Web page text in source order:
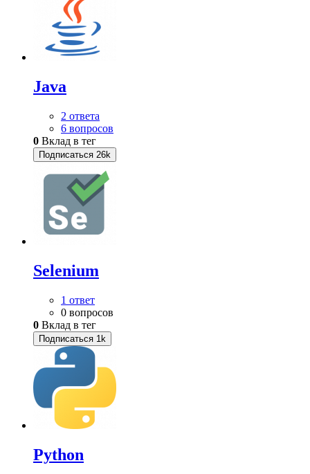
Java
2 ответа
6 вопросов
0 Вклад в тег
Подписаться 26k
Selenium
1 ответ
0 вопросов
0 Вклад в тег
Подписаться 1k
Python